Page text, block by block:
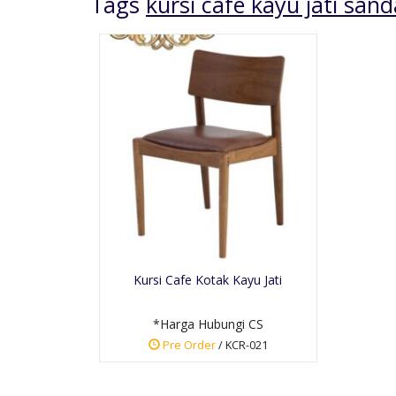
Kursi Cafe Kotak Kayu Jati
*Harga Hubungi CS
Pre Order/ KCR-021
Buffet Tv Retro Jati